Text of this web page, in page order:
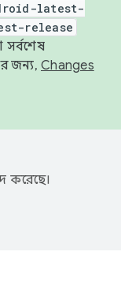
latest-
release
সর্বশেষ
জন্য, Changes
করেছে।